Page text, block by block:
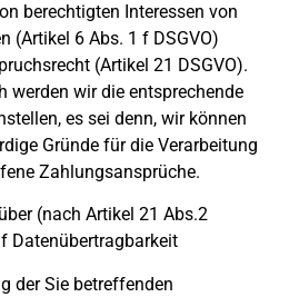
berechtigten Interessen von
(Artikel 6 Abs. 1 f DSGVO)
(Artikel 21 DSGVO).
werden wir die entsprechende
es sei denn, wir können
Gründe für die Verarbeitung
Zahlungsansprüche.
(nach Artikel 21 Abs.2
Datenübertragbarkeit
der Sie betreffenden